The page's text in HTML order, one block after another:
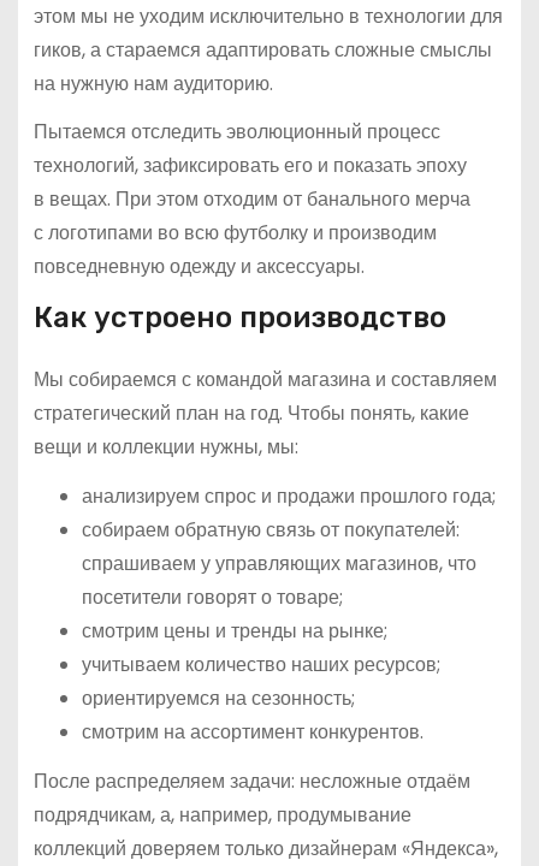
этом мы не уходим исключительно в технологии для
гиков, а стараемся адаптировать сложные смыслы
на нужную нам аудиторию.
Пытаемся отследить эволюционный процесс
технологий, зафиксировать его и показать эпоху
в вещах. При этом отходим от банального мерча
с логотипами во всю футболку и производим
повседневную одежду и аксессуары.
Как устроено производство
Мы собираемся с командой магазина и составляем
стратегический план на год. Чтобы понять, какие
вещи и коллекции нужны, мы:
анализируем спрос и продажи прошлого года;
собираем обратную связь от покупателей:
спрашиваем у управляющих магазинов, что
посетители говорят о товаре;
смотрим цены и тренды на рынке;
учитываем количество наших ресурсов;
ориентируемся на сезонность;
смотрим на ассортимент конкурентов.
После распределяем задачи: несложные отдаём
подрядчикам, а, например, продумывание
коллекций доверяем только дизайнерам «Яндекса»,